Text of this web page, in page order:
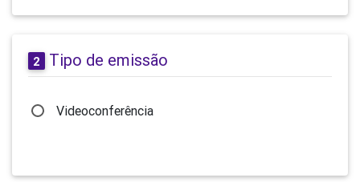
2 Tipo de emissão
Videoconferência